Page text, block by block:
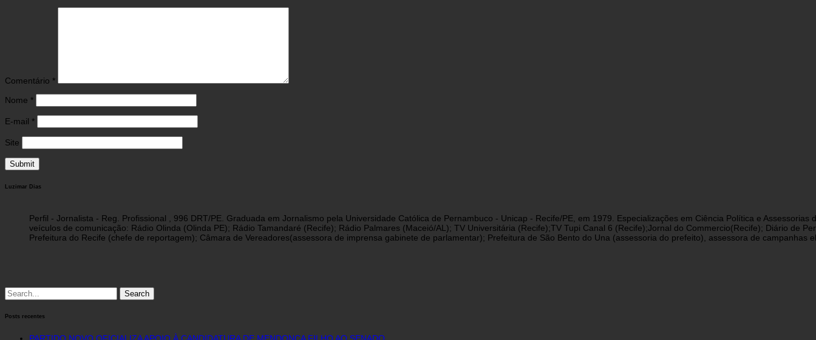
Comentário *
Nome *
E-mail *
Site
Luzimar Dias
Perfil - Jornalista - Reg. Profissional , 996 DRT/PE. Graduada em Jornalismo pela Universidade Católica de Pernambuco - Unicap - Recife/PE, em 1979. Especializações em Ciência Política e
veículos de comunicação: Rádio Olinda (Olinda PE); Rádio Tamandaré (Recife); Rádio Palmares (Maceió/AL); TV Universitária (Recife);TV Tupi Canal 6 (Recife);Jornal do Commercio(Recife); Diário de
Prefeitura do Recife (chefe de reportagem); Câmara de Vereadores(assessora de imprensa gabinete de parlamentar); Prefeitura de São Bento do Una (assessoria do prefeito), assessora de campanhas
Search
for:
Posts recentes
PARTIDO NOVO OFICIALIZA APOIO À CANDIDATURA DE MENDONÇA FILHO AO SENADO